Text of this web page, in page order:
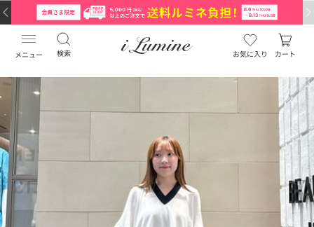
メニュー 検索 お気に入り カート